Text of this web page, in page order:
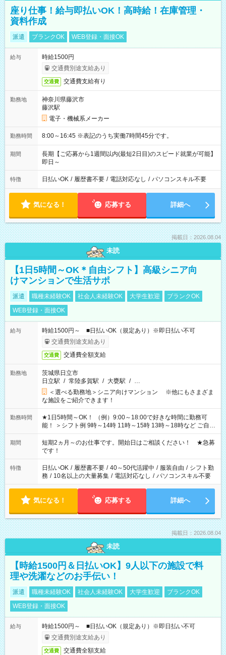
座り仕事！給与即払いOK！高時給！在庫管理・
資料作成
派遣 ブランクOK WEB登録・面接OK
給与
時給1500円
交通費別途支給あり
交通費 交通費支給有り
勤務地
神奈川県藤沢市
藤沢駅
電子・機械系メーカー
勤務時間 8:00～16:45 ※表記のうち実働7時間45分です。
期間
長期【ご応募から1週間以内(最短2日目)のスピード就業が可能】
即日～
特徴 日払いOK / 履歴書不要 / 電話対応なし / パソコンスキル不要
気になる！ 応募する 詳細へ
掲載日：2026.08.04
未読
【1日5時間～OK＊自由シフト】高級シニア向
けマンションで生活サポ
派遣 職種未経験OK 社会人未経験OK 大学生歓迎
ブランクOK
WEB登録・面接OK
給与
時給1500円～ ■日払いOK（規定あり）※即日払い不可
交通費別途支給あり
交通費 交通費全額支給
勤務地
茨城県日立市
日立駅 / 常陸多賀駅 / 大甕駅 / …
＜選べる勤務地＞シニア向けマンション ※他にもさまざま
な施設をご紹介できます！
勤務時間
★1日5時間～OK！ （例）9:00～18:00で好きな時間に勤務可
能！ ＞シフト例 9時～14時 11時～15時 13時～18時など ご自身
のご都合に合わせて勤務時間をご相談ください！ ★家庭の都合
でお休みや時間の調整が必要な場合も遠慮なくご相談くださ
い。
期間
短期2ヵ月～のお仕事です。開始日はご相談ください！ ★急募
です！
特徴 日払いOK / 履歴書不要 / 40～50代活躍中 / 服装自由 / シフト勤
務 / 10名以上の大量募集 / 電話対応なし / パソコンスキル不要
気になる！ 応募する 詳細へ
掲載日：2026.08.04
未読
【時給1500円＆日払いOK】9人以下の施設で料
理や洗濯などのお手伝い！
派遣 職種未経験OK 社会人未経験OK 大学生歓迎
ブランクOK
WEB登録・面接OK
給与
時給1500円～ ■日払いOK（規定あり）※即日払い不可
交通費別途支給あり
交通費 交通費全額支給